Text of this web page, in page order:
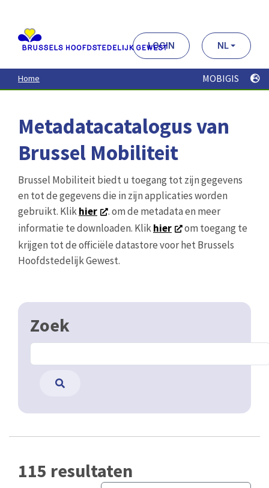
contenu
principal
LOGIN NL
Home MOBIGIS
Metadatacatalogus van
Brussel Mobiliteit
Brussel Mobiliteit biedt u toegang tot zijn gegevens
en tot de gegevens die in zijn applicaties worden
gebruikt. Klikhier
. om de metadata en meer
informatie te downloaden. Klikhier
om toegang te
krijgen tot de officiële datastore voor het Brussels
Hoofdstedelijk Gewest.
Zoek
115 resultaten